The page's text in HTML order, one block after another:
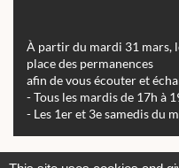
À partir du mardi 31 mars,
place des permanences
afin de vous écouter et
- Tous les mardis de 17h à
- Les 1er et 3e samedis du